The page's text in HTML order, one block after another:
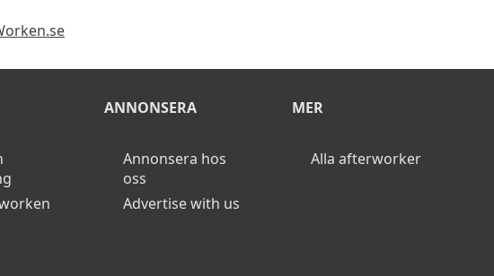
ANNONSERA
Annonsera hos
oss
Advertise with us
MER
Alla afterworker